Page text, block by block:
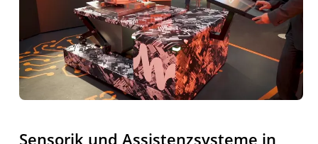
Sensorik und Assistenzsysteme in